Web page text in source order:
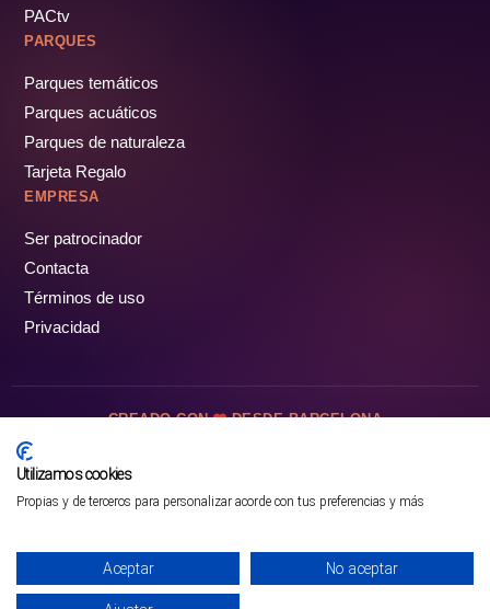
Mejor opción en SATOORDAY
PACtv
PARQUES
Parques temáticos
Parques acuáticos
Parques de naturaleza
Tarjeta Regalo
EMPRESA
Ser patrocinador
Contacta
Términos de uso
Privacidad
CREADO CON DESDE BARCELONA
Utilizamos cookies
Propias y de terceros para personalizar acorde con tus preferencias y más
Aceptar No aceptar